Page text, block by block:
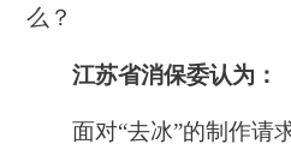
么？
江苏省消保委认为：
面对“去冰”的制作请求